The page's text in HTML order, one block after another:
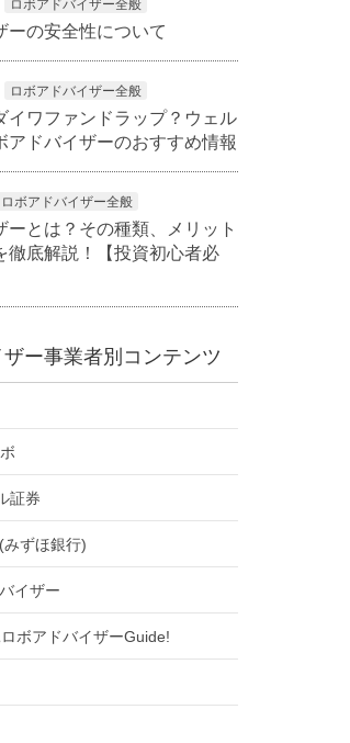
ロボアドバイザー全般
ーの安全性について
ロボアドバイザー全般
イワファンドラップ？ウェル
アドバイザーのおすすめ情報
ロボアドバイザー全般
ーとは？その種類、メリット
徹底解説！【投資初心者必
ー事業者別コンテンツ
証券
ずほ銀行)
イザー
ボアドバイザーGuide!